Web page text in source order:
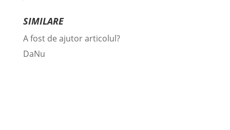
SIMILARE
A fost de ajutor articolul?
DaNu